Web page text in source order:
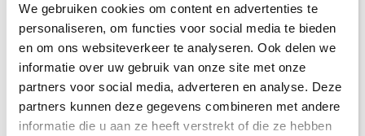
We gebruiken cookies om content en advertenties te
personaliseren, om functies voor social media te bieden
en om ons websiteverkeer te analyseren. Ook delen we
informatie over uw gebruik van onze site met onze
partners voor social media, adverteren en analyse. Deze
partners kunnen deze gegevens combineren met andere
informatie die u aan ze heeft verstrekt of die ze hebben
Bouwafval container
Puincontainer
Houtcontainer
Groencontainer
Grofvuil container
Dakafval container
Grondcontainer
Klantenservice
Container
ophalen/wisselen
Over ons
Afvalstromen
Locaties